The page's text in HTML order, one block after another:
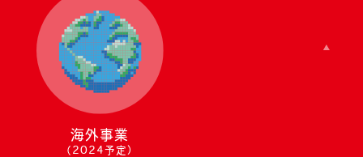
海外事業
（2024予定）